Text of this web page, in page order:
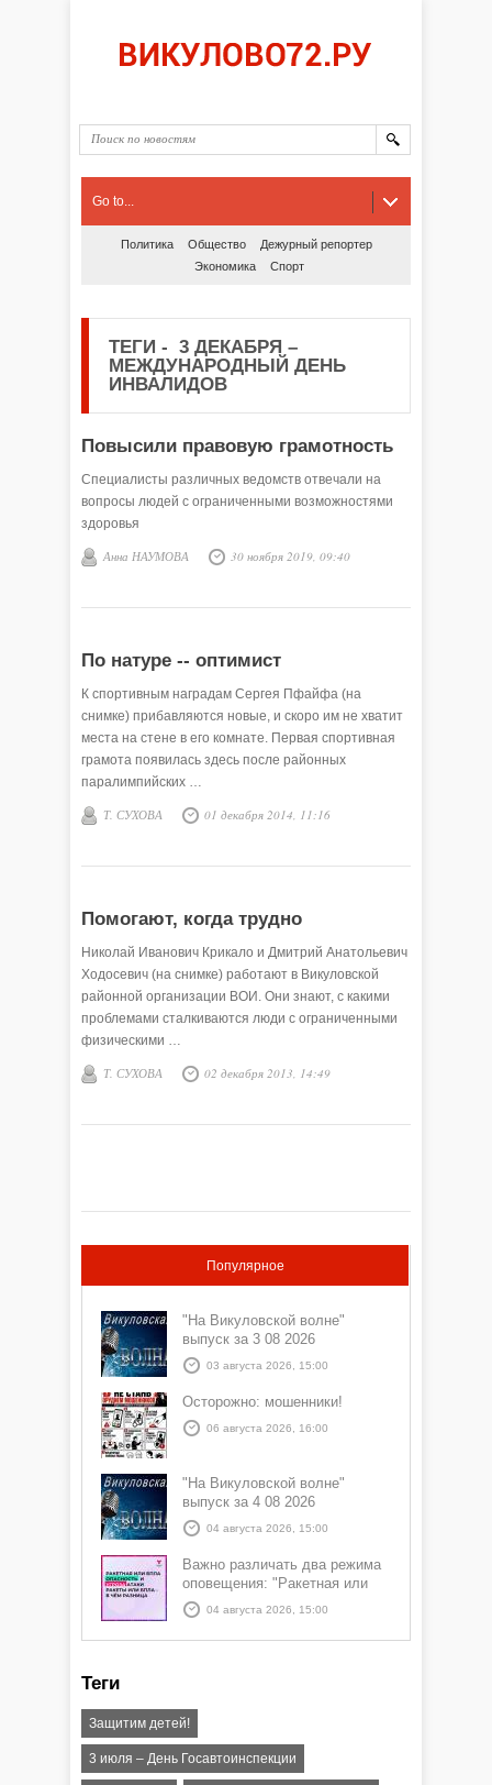
Go to...
Политика Общество
Дежурный репортер
Экономика
Спорт
ТЕГИ - 3 ДЕКАБРЯ –
МЕЖДУНАРОДНЫЙ ДЕНЬ
ИНВАЛИДОВ
Повысили правовую грамотность
Специалисты различных ведомств отвечали на
вопросы людей с ограниченными возможностями
здоровья
Анна НАУМОВА 30 ноября 2019, 09:40
По натуре -- оптимист
К спортивным наградам Сергея Пфайфа (на
снимке) прибавляются новые, и скоро им не хватит
места на стене в его комнате. Первая спортивная
грамота появилась здесь после районных
паралимпийских …
Т. СУХОВА 01 декабря 2014, 11:16
Помогают, когда трудно
Николай Иванович Крикало и Дмитрий Анатольевич
Ходосевич (на снимке) работают в Викуловской
районной организации ВОИ. Они знают, с какими
проблемами сталкиваются люди с ограниченными
физическими …
Т. СУХОВА 02 декабря 2013, 14:49
Популярное
"На Викуловской волне"
выпуск за 3 08 2026
03 августа 2026, 15:00
Осторожно: мошенники!
06 августа 2026, 16:00
"На Викуловской волне"
выпуск за 4 08 2026
04 августа 2026, 15:00
Важно различать два режима
оповещения: "Ракетная или
БПЛА опасность" и "Угроза
атаки ракеты или БПЛА"
04 августа 2026, 15:00
Теги
Защитим детей!
3 июля – День Госавтоинспекции